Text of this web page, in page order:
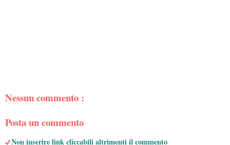
Nessun commento :
Posta un commento
Non inserire link cliccabili altrimenti il commento